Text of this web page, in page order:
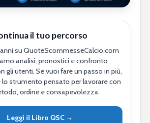
il tuo percorso
su QuoteScommesseCalcio.com
analisi, pronostici e confronto
gli utenti. Se vuoi fare un passo in più,
lo strumento pensato per lavorare con
ordine e consapevolezza.
Leggi il Libro QSC →